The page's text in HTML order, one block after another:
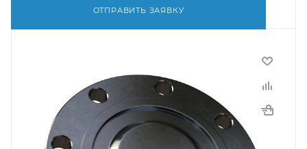
ОТПРАВИТЬ ЗАЯВКУ